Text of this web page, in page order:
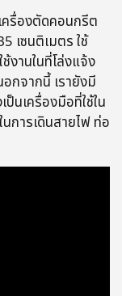
รื่องตัดคอนกรีต
เซนติเมตร ใช้
งานในที่โล่งแจ้ง
กจากนี้ เรายังมี
ป็นเครื่องมือที่ใช้ใน
การเดินสายไฟ ท่อ